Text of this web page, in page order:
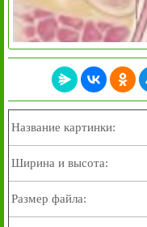
Название картинки:
Ширина и высота:
Размер файла: